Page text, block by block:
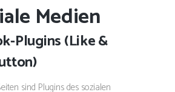
Medien
Plugins (Like &
sind Plugins des sozialen